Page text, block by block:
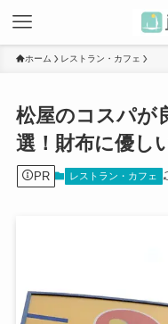
ホーム レストラン・カフェ
松屋のコスパが
選！財布に優し
PR レストラン・カフェ